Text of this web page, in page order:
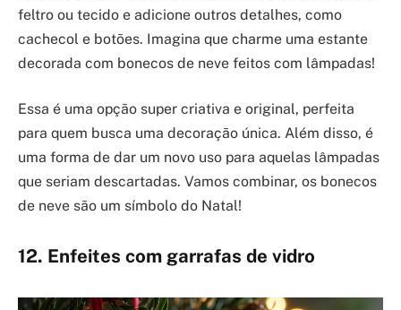
feltro ou tecido e adicione outros detalhes, como
cachecol e botões. Imagina que charme uma estante
decorada com bonecos de neve feitos com lâmpadas!
Essa é uma opção super criativa e original, perfeita
para quem busca uma decoração única. Além disso, é
uma forma de dar um novo uso para aquelas lâmpadas
que seriam descartadas. Vamos combinar, os bonecos
de neve são um símbolo do Natal!
12. Enfeites com garrafas de vidro